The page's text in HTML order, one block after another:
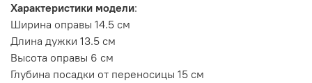
Характеристики модели:
Ширина оправы 14.5 см
Длина дужки 13.5 см
Высота оправы 6 см
Глубина посадки от переносицы 15 см